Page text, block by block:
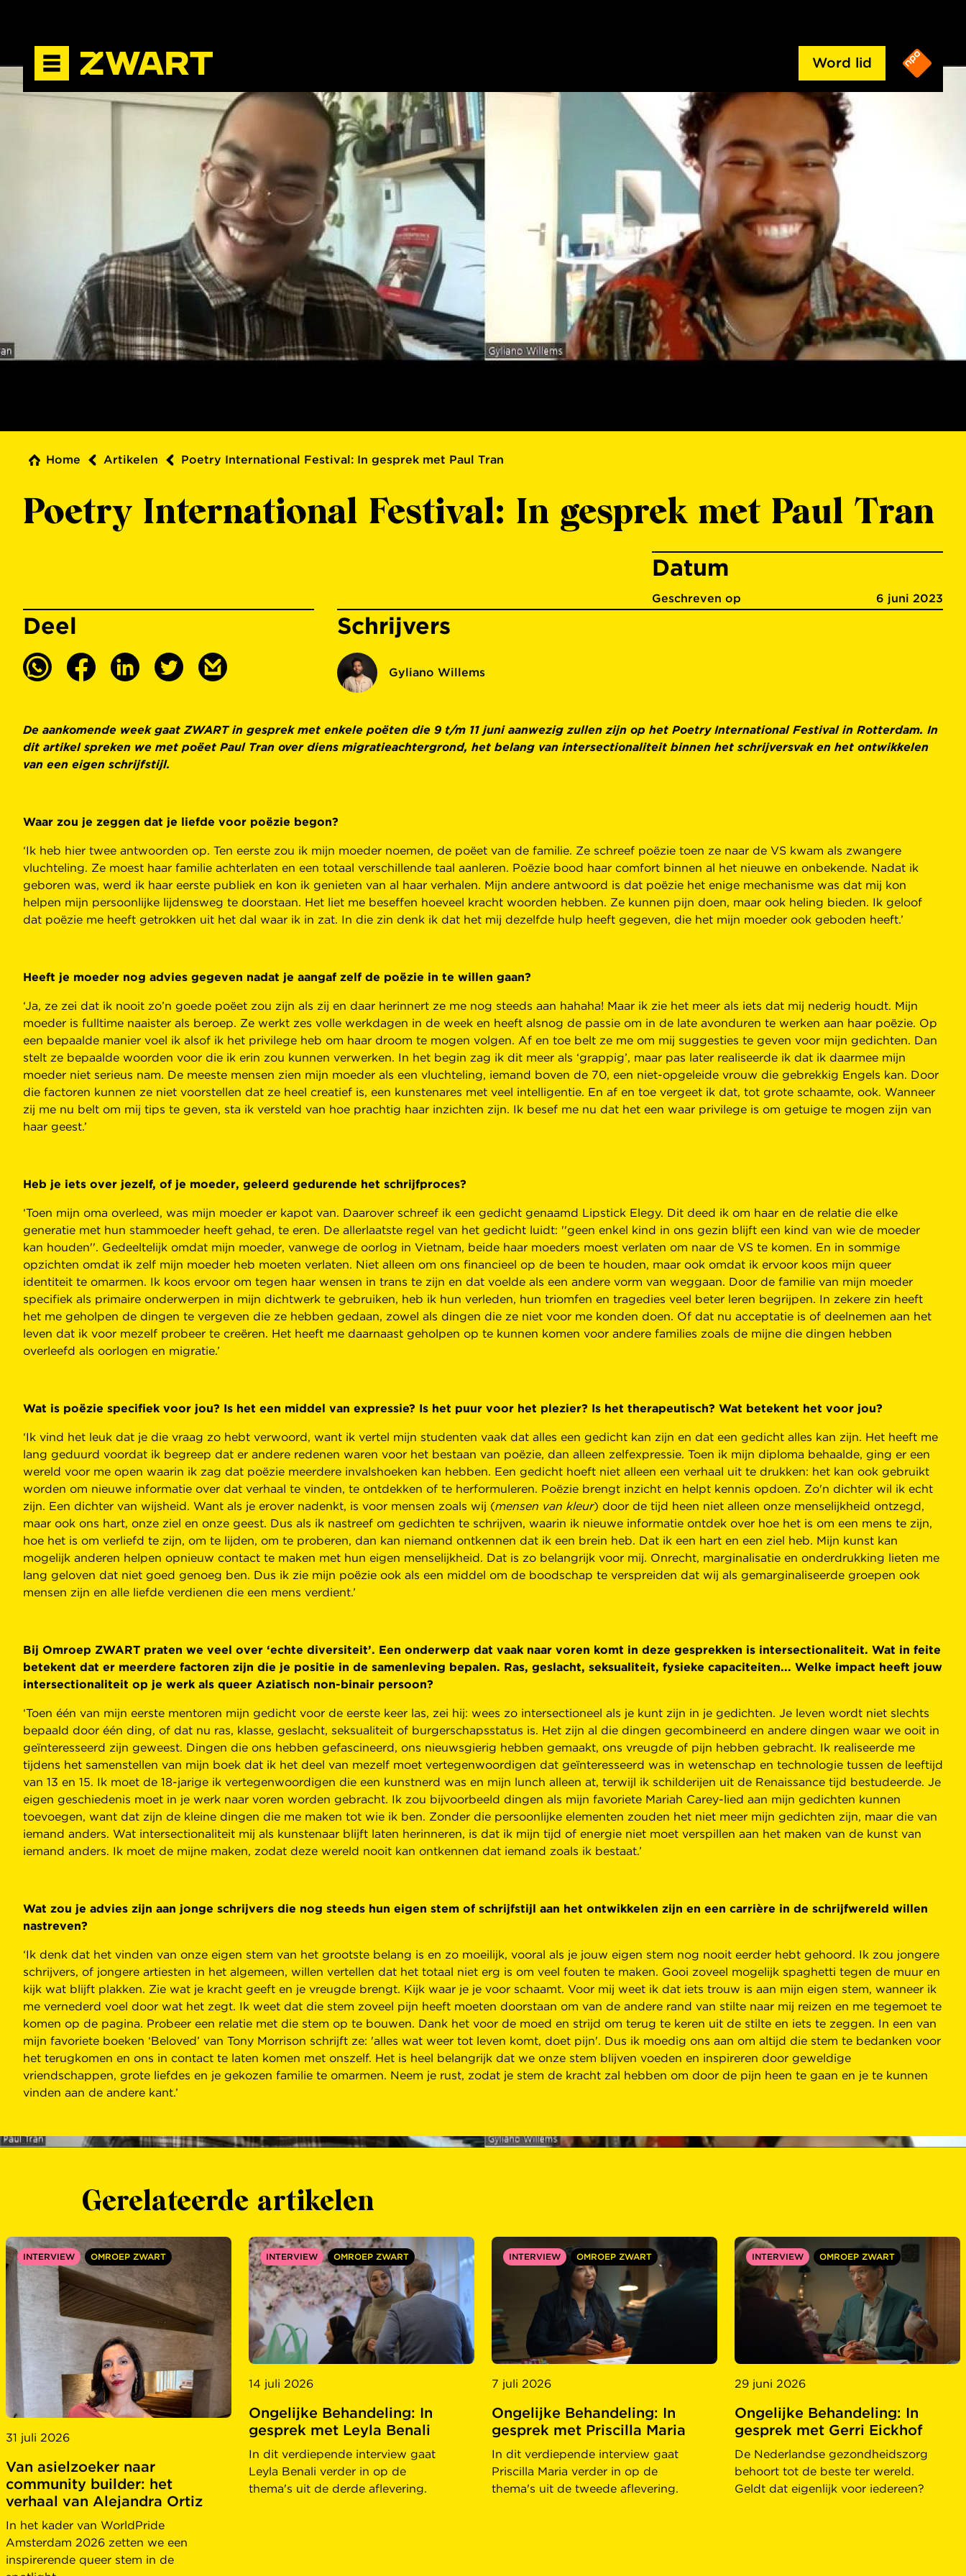
Word lid
Home Artikelen Poetry International Festival: In gesprek met Paul Tran
Poetry International Festival: In gesprek met Paul Tran
Datum
Geschreven op 6 juni 2023
Deel Schrijvers
Gyliano Willems
De aankomende week gaat ZWART in gesprek met enkele poëten die 9 t/m 11 juni aanwezig zullen zijn op het Poetry International Festival in Rotterdam. In
dit artikel spreken we met poëet Paul Tran over diens migratieachtergrond, het belang van intersectionaliteit binnen het schrijversvak en het ontwikkelen
van een eigen schrijfstijl.
Waar zou je zeggen dat je liefde voor poëzie begon?
‘Ik heb hier twee antwoorden op. Ten eerste zou ik mijn moeder noemen, de poëet van de familie. Ze schreef poëzie toen ze naar de VS kwam als zwangere
vluchteling. Ze moest haar familie achterlaten en een totaal verschillende taal aanleren. Poëzie bood haar comfort binnen al het nieuwe en onbekende. Nadat ik
geboren was, werd ik haar eerste publiek en kon ik genieten van al haar verhalen. Mijn andere antwoord is dat poëzie het enige mechanisme was dat mij kon
helpen mijn persoonlijke lijdensweg te doorstaan. Het liet me beseffen hoeveel kracht woorden hebben. Ze kunnen pijn doen, maar ook heling bieden. Ik geloof
dat poëzie me heeft getrokken uit het dal waar ik in zat. In die zin denk ik dat het mij dezelfde hulp heeft gegeven, die het mijn moeder ook geboden heeft.’
Heeft je moeder nog advies gegeven nadat je aangaf zelf de poëzie in te willen gaan?
‘Ja, ze zei dat ik nooit zo’n goede poëet zou zijn als zij en daar herinnert ze me nog steeds aan hahaha! Maar ik zie het meer als iets dat mij nederig houdt. Mijn
moeder is fulltime naaister als beroep. Ze werkt zes volle werkdagen in de week en heeft alsnog de passie om in de late avonduren te werken aan haar poëzie. Op
een bepaalde manier voel ik alsof ik het privilege heb om haar droom te mogen volgen. Af en toe belt ze me om mij suggesties te geven voor mijn gedichten. Dan
stelt ze bepaalde woorden voor die ik erin zou kunnen verwerken. In het begin zag ik dit meer als ‘grappig’, maar pas later realiseerde ik dat ik daarmee mijn
moeder niet serieus nam. De meeste mensen zien mijn moeder als een vluchteling, iemand boven de 70, een niet-opgeleide vrouw die gebrekkig Engels kan. Door
die factoren kunnen ze niet voorstellen dat ze heel creatief is, een kunstenares met veel intelligentie. En af en toe vergeet ik dat, tot grote schaamte, ook. Wanneer
zij me nu belt om mij tips te geven, sta ik versteld van hoe prachtig haar inzichten zijn. Ik besef me nu dat het een waar privilege is om getuige te mogen zijn van
haar geest.’
Heb je iets over jezelf, of je moeder, geleerd gedurende het schrijfproces?
‘Toen mijn oma overleed, was mijn moeder er kapot van. Daarover schreef ik een gedicht genaamd Lipstick Elegy. Dit deed ik om haar en de relatie die elke
generatie met hun stammoeder heeft gehad, te eren. De allerlaatste regel van het gedicht luidt: ''geen enkel kind in ons gezin blijft een kind van wie de moeder
kan houden''. Gedeeltelijk omdat mijn moeder, vanwege de oorlog in Vietnam, beide haar moeders moest verlaten om naar de VS te komen. En in sommige
opzichten omdat ik zelf mijn moeder heb moeten verlaten. Niet alleen om ons financieel op de been te houden, maar ook omdat ik ervoor koos mijn queer
identiteit te omarmen. Ik koos ervoor om tegen haar wensen in trans te zijn en dat voelde als een andere vorm van weggaan. Door de familie van mijn moeder
specifiek als primaire onderwerpen in mijn dichtwerk te gebruiken, heb ik hun verleden, hun triomfen en tragedies veel beter leren begrijpen. In zekere zin heeft
het me geholpen de dingen te vergeven die ze hebben gedaan, zowel als dingen die ze niet voor me konden doen. Of dat nu acceptatie is of deelnemen aan het
leven dat ik voor mezelf probeer te creëren. Het heeft me daarnaast geholpen op te kunnen komen voor andere families zoals de mijne die dingen hebben
overleefd als oorlogen en migratie.’
Wat is poëzie specifiek voor jou? Is het een middel van expressie? Is het puur voor het plezier? Is het therapeutisch? Wat betekent het voor jou?
‘Ik vind het leuk dat je die vraag zo hebt verwoord, want ik vertel mijn studenten vaak dat alles een gedicht kan zijn en dat een gedicht alles kan zijn. Het heeft me
lang geduurd voordat ik begreep dat er andere redenen waren voor het bestaan van poëzie, dan alleen zelfexpressie. Toen ik mijn diploma behaalde, ging er een
wereld voor me open waarin ik zag dat poëzie meerdere invalshoeken kan hebben. Een gedicht hoeft niet alleen een verhaal uit te drukken: het kan ook gebruikt
worden om nieuwe informatie over dat verhaal te vinden, te ontdekken of te herformuleren. Poëzie brengt inzicht en helpt kennis opdoen. Zo'n dichter wil ik echt
zijn. Een dichter van wijsheid. Want als je erover nadenkt, is voor mensen zoals wij (mensen van kleur) door de tijd heen niet alleen onze menselijkheid ontzegd,
maar ook ons ​​hart, onze ziel en onze geest. Dus als ik nastreef om gedichten te schrijven, waarin ik nieuwe informatie ontdek over hoe het is om een ​​mens te zijn,
hoe het is om verliefd te zijn, om te lijden, om te proberen, dan kan niemand ontkennen dat ik een brein heb. Dat ik een hart en een ziel heb. Mijn kunst kan
mogelijk anderen helpen opnieuw contact te maken met hun eigen menselijkheid. Dat is zo belangrijk voor mij. Onrecht, marginalisatie en onderdrukking lieten me
lang geloven dat niet goed genoeg ben. Dus ik zie mijn poëzie ook als een middel om de boodschap te verspreiden dat wij als gemarginaliseerde groepen ook
mensen zijn en alle liefde verdienen die een mens verdient.’
Bij Omroep ZWART praten we veel over ‘echte diversiteit’. Een onderwerp dat vaak naar voren komt in deze gesprekken is intersectionaliteit. Wat in feite
betekent dat er meerdere factoren zijn die je positie in de samenleving bepalen. Ras, geslacht, seksualiteit, fysieke capaciteiten... Welke impact heeft jouw
intersectionaliteit op je werk als queer Aziatisch non-binair persoon?
‘Toen één van mijn eerste mentoren mijn gedicht voor de eerste keer las, zei hij: wees zo intersectioneel als je kunt zijn in je gedichten. Je leven wordt niet slechts
bepaald door één ding, of dat nu ras, klasse, geslacht, seksualiteit of burgerschapsstatus is. Het zijn al die dingen gecombineerd en andere dingen waar we ooit in
geïnteresseerd zijn geweest. Dingen die ons hebben gefascineerd, ons nieuwsgierig hebben gemaakt, ons vreugde of pijn hebben gebracht. Ik realiseerde me
tijdens het samenstellen van mijn boek dat ik het deel van mezelf moet vertegenwoordigen dat geïnteresseerd was in wetenschap en technologie tussen de leeftijd
van 13 en 15. Ik moet de 18-jarige ik vertegenwoordigen die een kunstnerd was en mijn lunch alleen at, terwijl ik schilderijen uit de Renaissance tijd bestudeerde. Je
eigen geschiedenis moet in je werk naar voren worden gebracht. Ik zou bijvoorbeeld dingen als mijn favoriete Mariah Carey-lied aan mijn gedichten kunnen
toevoegen, want dat zijn de kleine dingen die me maken tot wie ik ben. Zonder die persoonlijke elementen zouden het niet meer mijn gedichten zijn, maar die van
iemand anders. Wat intersectionaliteit mij als kunstenaar blijft laten herinneren, is dat ik mijn tijd of energie niet moet verspillen aan het maken van de kunst van
iemand anders. Ik moet de mijne maken, zodat deze wereld nooit kan ontkennen dat iemand zoals ik bestaat.’
Wat zou je advies zijn aan jonge schrijvers die nog steeds hun eigen stem of schrijfstijl aan het ontwikkelen zijn en een carrière in de schrijfwereld willen
nastreven?
‘Ik denk dat het vinden van onze eigen stem van het grootste belang is en zo moeilijk, vooral als je jouw eigen stem nog nooit eerder hebt gehoord. Ik zou jongere
schrijvers, of jongere artiesten in het algemeen, willen vertellen dat het totaal niet erg is om veel fouten te maken. Gooi zoveel mogelijk spaghetti tegen de muur en
kijk wat blijft plakken. Zie wat je kracht geeft en je vreugde brengt. Kijk waar je je voor schaamt. Voor mij weet ik dat iets trouw is aan mijn eigen stem, wanneer ik
me vernederd voel door wat het zegt. Ik weet dat die stem zoveel pijn heeft moeten doorstaan ​​om van de andere rand van stilte naar mij reizen en me tegemoet te
komen op de pagina. Probeer een relatie met die stem op te bouwen. Dank het voor de moed en strijd om terug te keren uit de stilte en iets te zeggen. In een van
mijn favoriete boeken ‘Beloved’ van Tony Morrison schrijft ze: 'alles wat weer tot leven komt, doet pijn'. Dus ik moedig ons aan om altijd die stem te bedanken voor
het terugkomen en ons in contact te laten komen met onszelf. Het is heel belangrijk dat we onze stem blijven voeden en inspireren door geweldige
vriendschappen, grote liefdes en je gekozen familie te omarmen. Neem je rust, zodat je stem de kracht zal hebben om door de pijn heen te gaan en je te kunnen
vinden aan de andere kant.’
Gerelateerde artikelen
INTERVIEW OMROEP ZWART
31 juli 2026
Van asielzoeker naar
community builder: het
verhaal van Alejandra Ortiz
In het kader van WorldPride
Amsterdam 2026 zetten we een
inspirerende queer stem in de
INTERVIEW OMROEP ZWART
14 juli 2026
Ongelijke Behandeling: In
gesprek met Leyla Benali
In dit verdiepende interview gaat
Leyla Benali verder in op de
thema's uit de derde aflevering.
INTERVIEW OMROEP ZWART
7 juli 2026
Ongelijke Behandeling: In
gesprek met Priscilla Maria
In dit verdiepende interview gaat
Priscilla Maria verder in op de
thema's uit de tweede aflevering.
INTERVIEW OMROEP ZWART
29 juni 2026
Ongelijke Behandeling: In
gesprek met Gerri Eickhof
De Nederlandse gezondheidszorg
behoort tot de beste ter wereld.
Geldt dat eigenlijk voor iedereen?